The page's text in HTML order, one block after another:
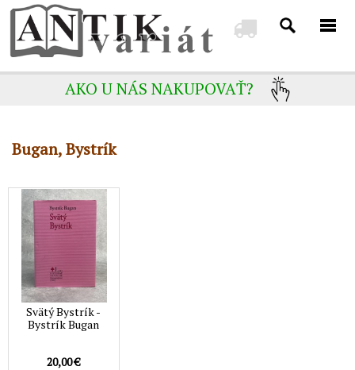
AKO U NÁS NAKUPOVAŤ?
Bugan, Bystrík
Svätý Bystrík -
Bystrík Bugan
20,00 €